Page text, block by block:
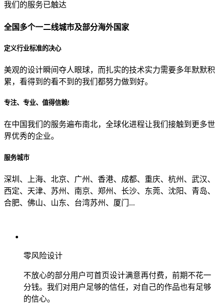
贵公司预算范围是？
贵公司的团队规模是？
目前主要的营销渠道是？
我们的服务已触达
全国多个一二线城市及部分海外国家
定义行业标准的决心
美观的设计瞬间夺人眼球，而扎实的技术实力需要多年默默积
累，看得到的看不到的我们都努力做到好。
专注、专业、值得信赖!
在中国我们的服务遍布南北，全球化进程让我们接触到更多世
界优秀的企业。
服务城市
深圳、上海、北京、广州、香港、成都、重庆、杭州、武汉、
西定、天津、苏州、南京、郑州、长沙、东莞、沈阳、青岛、
合肥、佛山、山东、台湾苏州、厦门...
零风险设计
不放心的部分用户可首页设计满意再付费，前期不花一
分钱。我们对用户足够的信任，对自己的作品也有足够
的信心。